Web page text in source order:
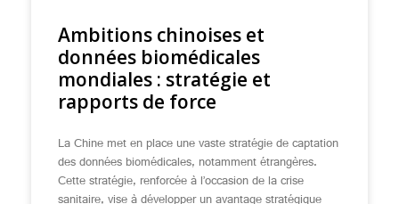
Ambitions chinoises et
données biomédicales
mondiales : stratégie et
rapports de force
La Chine met en place une vaste stratégie de captation
des données biomédicales, notamment étrangères.
Cette stratégie, renforcée à l’occasion de la crise